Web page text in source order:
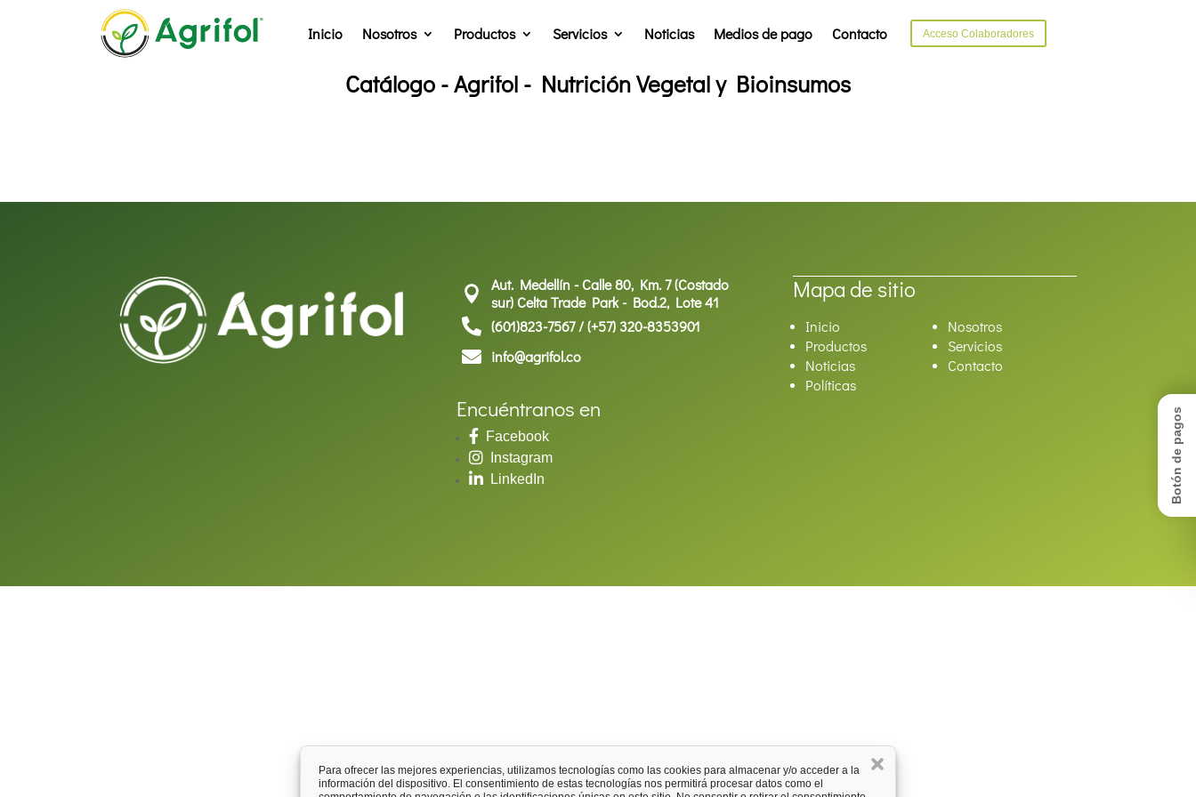
Para ofrecer las mejores experiencias, utilizamos tecnologías como las cookies para almacenar y/o acceder a la
información del dispositivo. El consentimiento de estas tecnologías nos permitirá procesar datos como el
Inicio Nosotros Productos Servicios Noticias Medios de pago Contacto Acceso Colaboradores
Catálogo - Agrifol - Nutrición Vegetal y Bioinsumos

Aut. Medellín - Calle 80, Km. 7 (Costado
sur) Celta Trade Park - Bod.2, Lote 41
 (601)823-7567 / (+57) 320-8353901
 info@agrifol.co
Encuéntranos en
Facebook
Instagram
LinkedIn
Mapa de sitio
Inicio
Nosotros
Productos
Servicios
Noticias
Contacto
Políticas
Botón de pagos